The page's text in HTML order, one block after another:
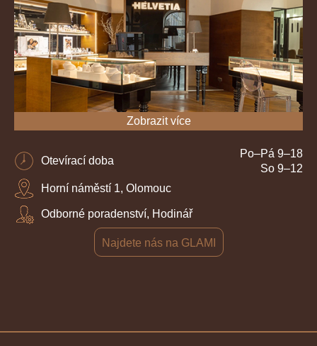
Zobrazit více
Otevírací doba
Po–Pá 9–18
So 9–12
Horní náměstí 1, Olomouc
Odborné poradenství, Hodinář
Najdete nás na GLAMI